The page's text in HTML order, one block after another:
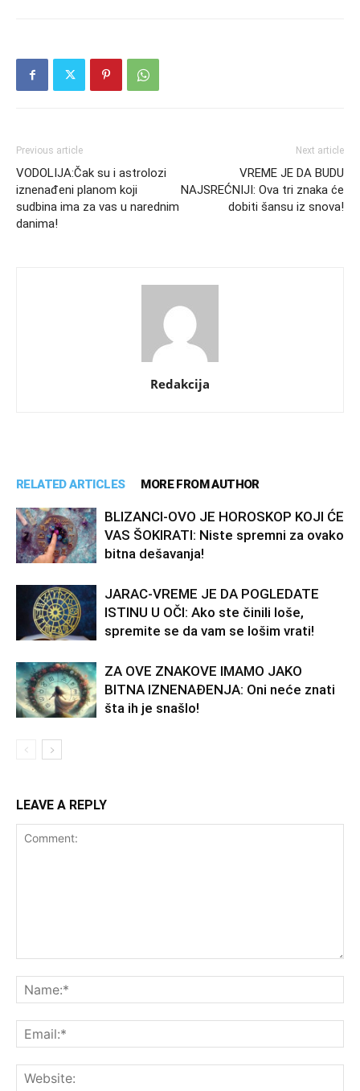
Previous article
VODOLIJA:Čak su i astrolozi
iznenađeni planom koji
sudbina ima za vas u narednim
danima!
Next article
VREME JE DA BUDU
NAJSREĆNIJI: Ova tri znaka će
dobiti šansu iz snova!
Redakcija
RELATED ARTICLES MORE FROM AUTHOR
BLIZANCI-OVO JE HOROSKOP KOJI ĆE
VAS ŠOKIRATI: Niste spremni za ovako
bitna dešavanja!
JARAC-VREME JE DA POGLEDATE
ISTINU U OČI: Ako ste činili loše,
spremite se da vam se lošim vrati!
ZA OVE ZNAKOVE IMAMO JAKO
BITNA IZNENAĐENJA: Oni neće znati
šta ih je snašlo!
LEAVE A REPLY